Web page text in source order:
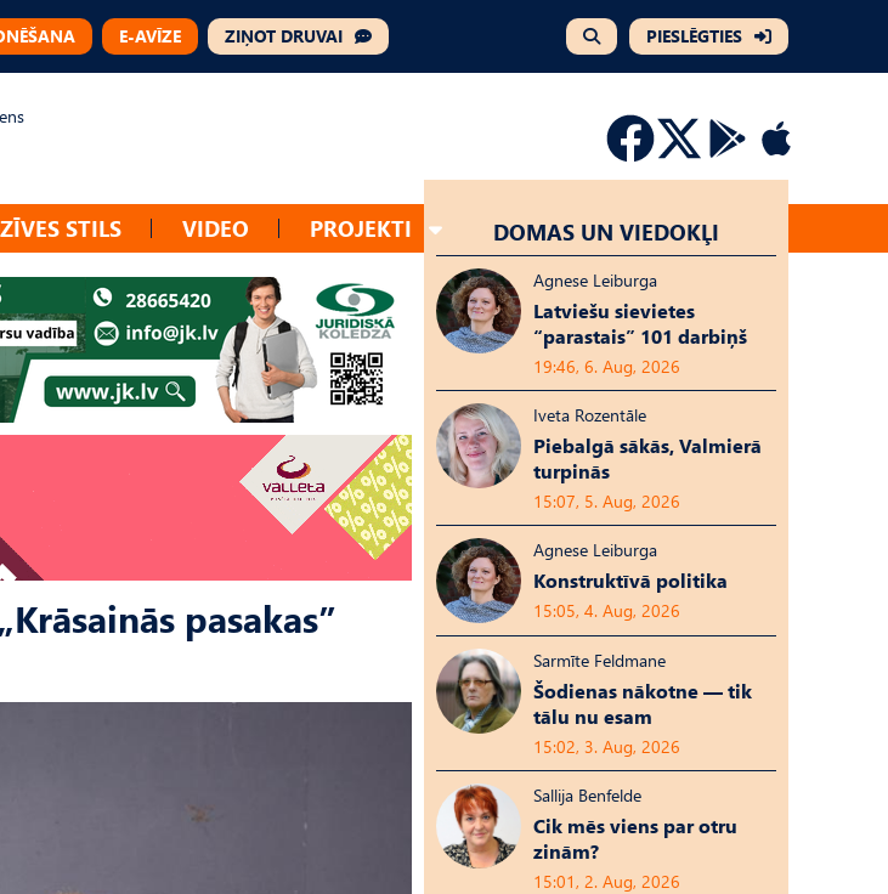
E-AVĪZE ZIŅOT DRUVAI PIESLĒGTIES
STILS VIDEO PROJEKTI
pasakas”
DOMAS UN VIEDOKĻI
Agnese Leiburga
Latviešu sievietes
“parastais” 101 darbiņš
19:46, 6. Aug, 2026
Iveta Rozentāle
Piebalgā sākās, Valmierā
turpinās
15:07, 5. Aug, 2026
Agnese Leiburga
Konstruktīvā politika
15:05, 4. Aug, 2026
Sarmīte Feldmane
Šodienas nākotne — tik
tālu nu esam
15:02, 3. Aug, 2026
Sallija Benfelde
Cik mēs viens par otru
zinām?
15:01, 2. Aug, 2026